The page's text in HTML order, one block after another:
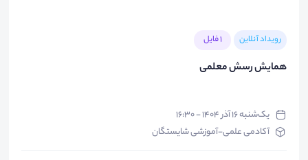
رویداد آنلاین 1 فایل
همایش رسش معلمی
یک‌شنبه ۱۶ آذر ۱۴۰۴ - ۱۶:۳۰
آکادمی علمی-آموزشی شایستگان